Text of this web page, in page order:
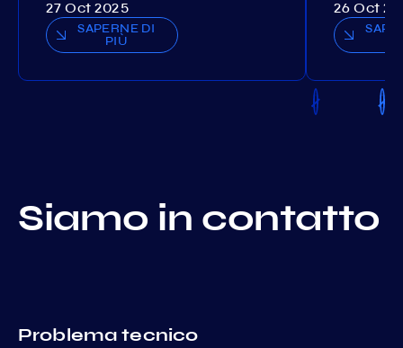
27 Oct 2025
SAPERNE DI
PIÙ
26 Oct
Siamo in contatto
Problema tecnico